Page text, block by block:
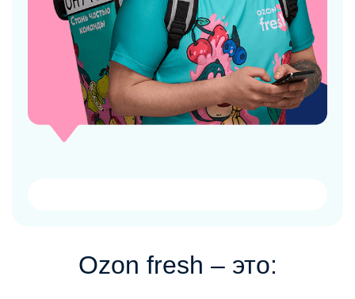
Ozon fresh ‒ это: